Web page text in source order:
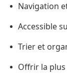
Navigation
Accessible
Trier et
Offrir la